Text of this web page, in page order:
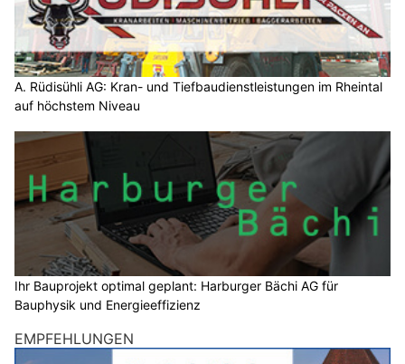
A. Rüdisühli AG: Kran- und Tiefbaudienstleistungen im Rheintal
auf höchstem Niveau
Ihr Bauprojekt optimal geplant: Harburger Bächi AG für
Bauphysik und Energieeffizienz
EMPFEHLUNGEN